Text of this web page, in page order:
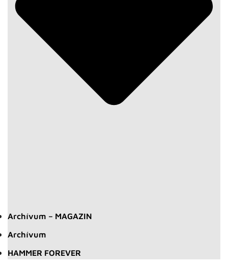
Archívum – MAGAZIN
Archívum
HAMMER FOREVER